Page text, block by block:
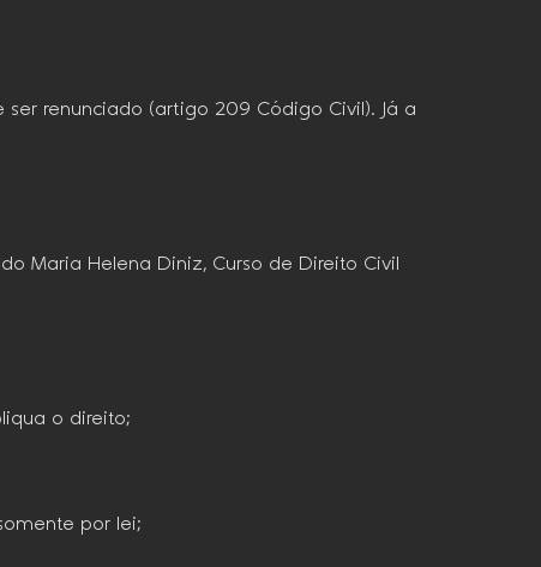
renunciado (artigo 209 Código Civil). Já a
Maria Helena Diniz, Curso de Direito Civil
o direito;
por lei;